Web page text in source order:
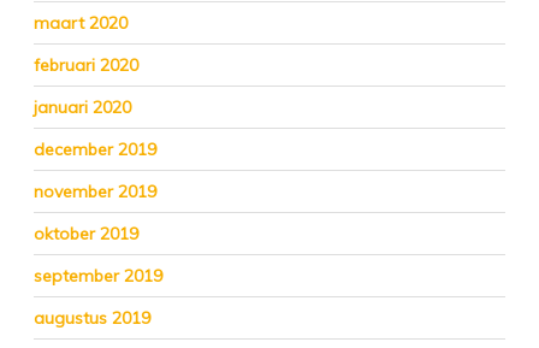
maart 2020
februari 2020
januari 2020
december 2019
november 2019
oktober 2019
september 2019
augustus 2019